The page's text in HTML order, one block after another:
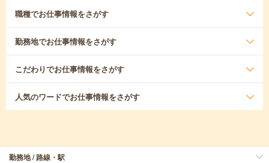
職種でお仕事情報をさがす
勤務地でお仕事情報をさがす
こだわりでお仕事情報をさがす
人気のワードでお仕事情報をさがす
勤務地 / 路線・駅